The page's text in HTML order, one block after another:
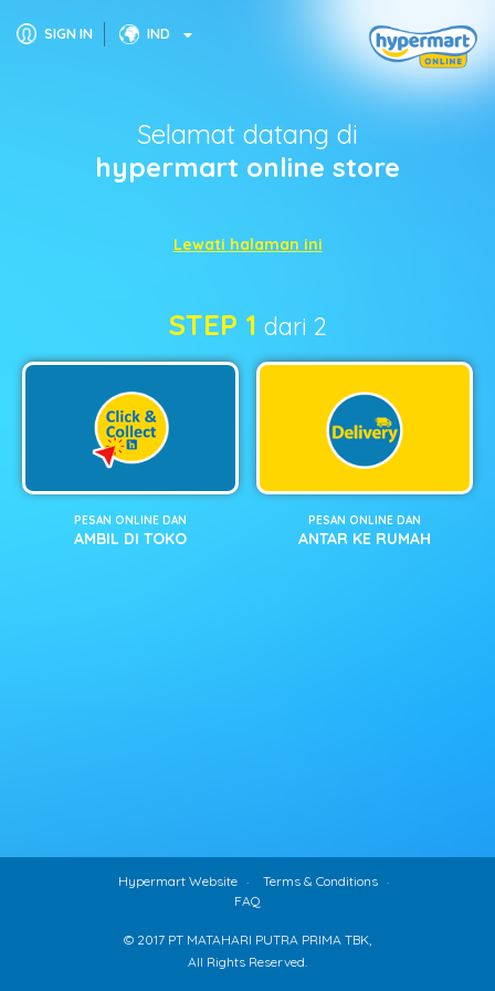
SIGN IN IND
Selamat datang di
hypermart online store
Lewati halaman ini
STEP 1 dari 2
PESAN ONLINE DAN
AMBIL DI TOKO
PESAN ONLINE DAN
ANTAR KE RUMAH
Hypermart Website
Terms & Conditions
FAQ
© 2017 PT MATAHARI PUTRA PRIMA TBK,
All Rights Reserved.